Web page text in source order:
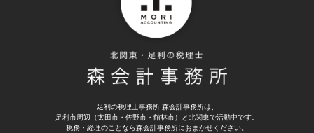
足利の税理士事務所 森会計事務所は、
足利市周辺（太田市・佐野市・館林市）と北関東で活動中です。
税務・経理のことなら森会計事務所におまかせください。